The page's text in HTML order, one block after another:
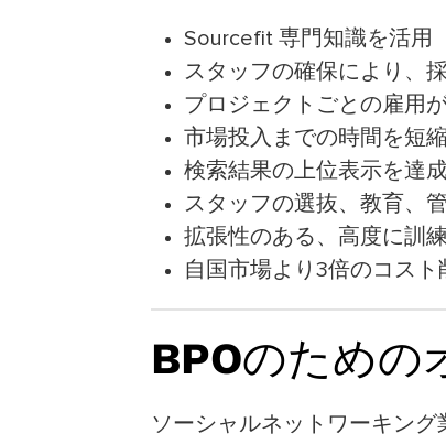
Sourcefit 専門知識を活用
スタッフの確保により、
プロジェクトごとの雇用
市場投入までの時間を短縮
検索結果の上位表示を達成
スタッフの選抜、教育、
拡張性のある、高度に訓
自国市場より3倍のコスト
BPOのための
ソーシャルネットワーキン